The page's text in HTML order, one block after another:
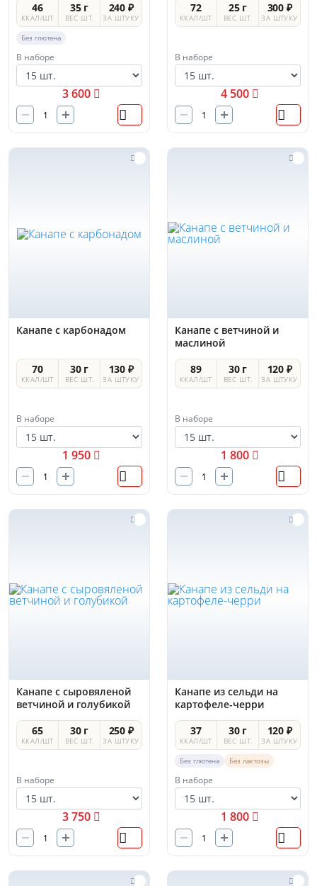
46
ККАЛ/ШТ
35 г
ВЕС ШТ.
240 ₽
ЗА ШТУКУ
Без глютена
В наборе
3 600
72
ККАЛ/ШТ
25 г
ВЕС ШТ.
300 ₽
ЗА ШТУКУ
В наборе
4 500
Канапе с карбонадом
70
ККАЛ/ШТ
30 г
ВЕС ШТ.
130 ₽
ЗА ШТУКУ
В наборе
1 950
Канапе с ветчиной и
маслиной
89
ККАЛ/ШТ
30 г
ВЕС ШТ.
120 ₽
ЗА ШТУКУ
В наборе
1 800
Канапе с сыровяленой
ветчиной и голубикой
65
ККАЛ/ШТ
30 г
ВЕС ШТ.
250 ₽
ЗА ШТУКУ
В наборе
3 750
Канапе из сельди на
картофеле-черри
37
ККАЛ/ШТ
30 г
ВЕС ШТ.
120 ₽
ЗА ШТУКУ
Без глютена Без лактозы
В наборе
1 800